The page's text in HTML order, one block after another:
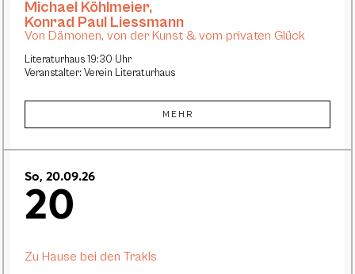
Literaturhaus 19:30 Uhr
Veranstalter: Verein Literaturhaus
Michael Köhlmeier,
Konrad Paul Liessmann
Von Dämonen, von der Kunst & vom privaten Glück
MEHR
So, 20.09.26
20
Zu Hause bei den Trakls